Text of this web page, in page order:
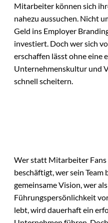
Mitarbeiter können sich
nahezu aussuchen. Nicht
Geld ins Employer
investiert. Doch wer sich
erschaffen lässt ohne eine
Unternehmenskultur und
schnell scheitern.
Wer statt Mitarbeiter Fans
beschäftigt, wer sein Team
gemeinsame Vision, wer
Führungspersönlichkeit
lebt, wird dauerhaft ein